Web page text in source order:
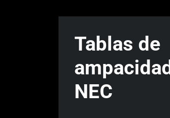
Tablas de
ampacidad
NEC